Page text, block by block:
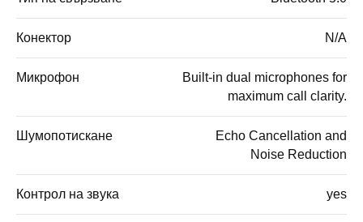
Конектор N/A
Микрофон
Built-in dual microphones for
maximum call clarity.
Шумопотискане
Echo Cancellation and
Noise Reduction
Контрол на звука yes